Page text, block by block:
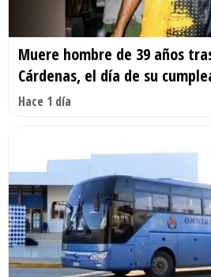
Muere hombre de 39 años
Cárdenas, el día de su
Hace 1 día